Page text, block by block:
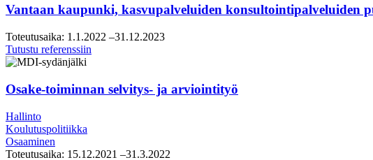
visio-
tiekarttatyö
Vantaan kaupunki, kasvupalveluiden konsultointipalveluiden
Toteutusaika: 1.1.2022 –31.12.2023
Tutustu referenssiin
konsultointipalveluiden
puitesopimus
Osake-toiminnan selvitys- ja arviointityö
Hallinto
Koulutuspolitiikka
Osaaminen
Toteutusaika: 15.12.2021 –31.3.2022